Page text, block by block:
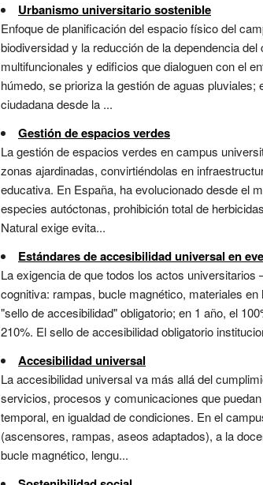
Urbanismo universitario sostenible
Enfoque de planificación del espacio físico del
biodiversidad y la reducción de la dependencia
multifuncionales y edificios que dialoguen con el
húmedo, se prioriza la gestión de aguas
ciudadana desde la ...
Gestión de espacios verdes
La gestión de espacios verdes en campus
zonas ajardinadas, convirtiéndolas en
educativa. En España, ha evolucionado desde el
especies autóctonas, prohibición total de
Natural exige evita...
Estándares de accesibilidad universal en
La exigencia de que todos los actos
cognitiva: rampas, bucle magnético, materiales
"sello de accesibilidad" obligatorio; en 1 año, el
210%. El sello de accesibilidad obligatorio
Accesibilidad universal
La accesibilidad universal va más allá del
servicios, procesos y comunicaciones que
temporal, en igualdad de condiciones. En el
(ascensores, rampas, aseos adaptados), a la
bucle magnético, lengu...